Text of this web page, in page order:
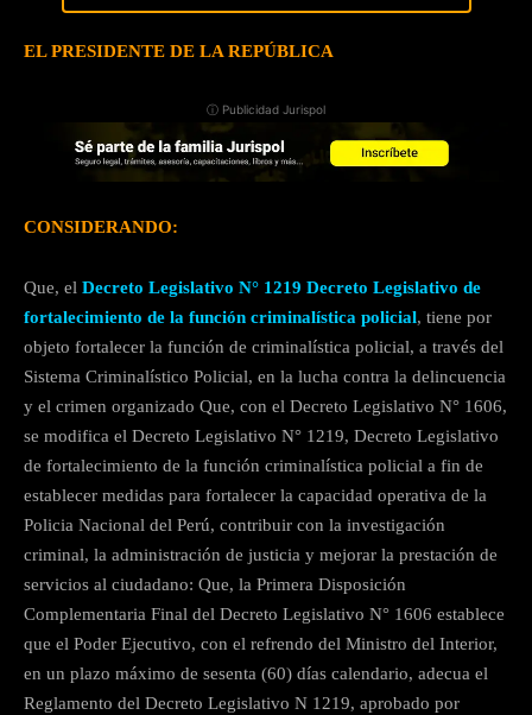
EL PRESIDENTE DE LA REPÚBLICA
ⓘ Publicidad Jurispol
CONSIDERANDO:
Que, el Decreto Legislativo N° 1219 Decreto Legislativo de
fortalecimiento de la función criminalística policial, tiene por
objeto fortalecer la función de criminalística policial, a través del
Sistema Criminalístico Policial, en la lucha contra la delincuencia
y el crimen organizado Que, con el Decreto Legislativo N° 1606,
se modifica el Decreto Legislativo N° 1219, Decreto Legislativo
de fortalecimiento de la función criminalística policial a fin de
establecer medidas para fortalecer la capacidad operativa de la
Policia Nacional del Perú, contribuir con la investigación
criminal, la administración de justicia y mejorar la prestación de
servicios al ciudadano: Que, la Primera Disposición
Complementaria Final del Decreto Legislativo N° 1606 establece
que el Poder Ejecutivo, con el refrendo del Ministro del Interior,
en un plazo máximo de sesenta (60) días calendario, adecua el
Reglamento del Decreto Legislativo N 1219, aprobado por